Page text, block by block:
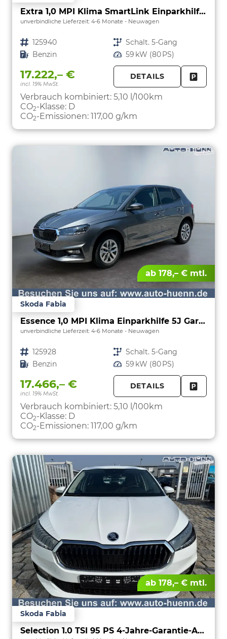
Extra 1,0 MPI Klima SmartLink Einparkhilfe 5J Garantie LED Scheinwerfer Bluetooth
unverbindliche Lieferzeit: 4-6 Monate Neuwagen
Fahrzeugnr. 125940 Getriebe Schalt. 5-Gang
Kraftstoff Benzin Leistung 59 kW (80 PS)
17.222,– €
incl. 19% MwSt.
DETAILS
Verbrauch kombiniert: 5,10 l/100km
CO2-Klasse: D
CO2-Emissionen: 117,00 g/km
ab 178,– € mtl.
Skoda Fabia
Essence 1,0 MPI Klima Einparkhilfe 5J Garantie LED Scheinwerfer Bluetooth
unverbindliche Lieferzeit: 4-6 Monate Neuwagen
Fahrzeugnr. 125928 Getriebe Schalt. 5-Gang
Kraftstoff Benzin Leistung 59 kW (80 PS)
17.466,– €
incl. 19% MwSt.
DETAILS
Verbrauch kombiniert: 5,10 l/100km
CO2-Klasse: D
CO2-Emissionen: 117,00 g/km
ab 178,– € mtl.
Skoda Fabia
Selection 1.0 TSI 95 PS 4-Jahre-Garantie-AppleCarPlay-AndroidAuto-LED-PDC-Sitzheizung-DAB-Klima